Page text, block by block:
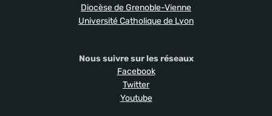
Diocèse de Grenoble-Vienne
Université Catholique de Lyon
Nous suivre sur les réseaux
Facebook
Twitter
Youtube